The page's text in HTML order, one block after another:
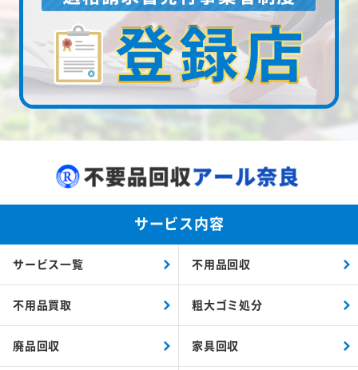
サービス内容
サービス一覧 不用品回収
不用品買取 粗大ゴミ処分
廃品回収 家具回収